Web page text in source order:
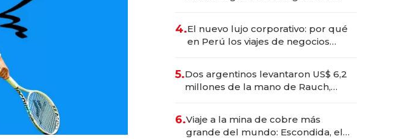
4.El nuevo lujo corporativo: por qué
en Perú los viajes de negocios
transformadoras
5.Dos argentinos levantaron US$ 6,2
millones de la mano de Rauch,
6.Viaje a la mina de cobre más
grande del mundo: Escondida, el